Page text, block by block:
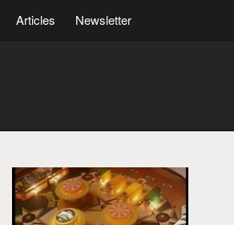
Articles Newsletter